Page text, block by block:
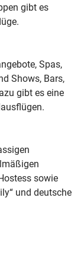
gibt es
Spas,
Shows, Bars,
gibt es eine
sowie
und deutsche